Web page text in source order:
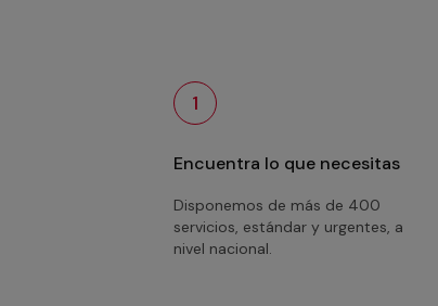
1
Encuentra lo que necesitas
Disponemos de más de 400
servicios, estándar y urgentes, a
nivel nacional.